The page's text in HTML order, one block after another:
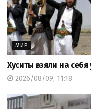
МИР
Хуситы взяли на
2026/08/09, 11:18